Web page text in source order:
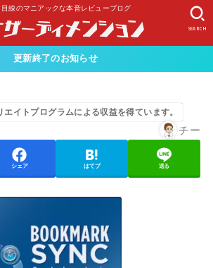
目線のマニアックな本音レビューブログ
SEARCH
更新終了のお知らせ
イトプログラムによる収益を得ています。
チー
シェア はてブ 送る